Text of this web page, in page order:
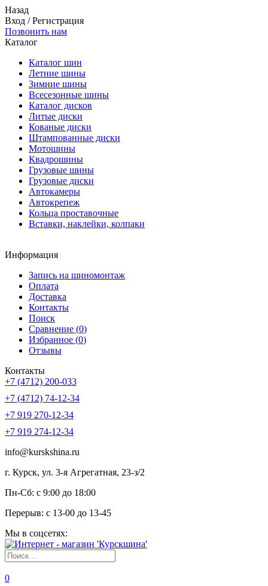
Назад
Вход /Регистрация
Позвонить нам
Каталог
Каталог шин
Летние шины
Зимние шины
Всесезонные шины
Каталог дисков
Литые диски
Кованые диски
Штампованные диски
Мотошины
Квадрошины
Грузовые шины
Грузовые диски
Автокамеры
Автокрепеж
Кольца проставочные
Вставки, наклейки, колпаки
Информация
Запись на шиномонтаж
Оплата
Доставка
Контакты
Поиск
Сравнение (0)
Избранное (0)
Отзывы
Контакты
+7 (4712) 200-033
+7 (4712) 74-12-34
+7 919 270-12-34
+7 919 274-12-34
info@kurskshina.ru
г. Курск, ул. 3-я Агрегатная, 23-з/2
Пн-Сб: с 9:00 до 18:00
Перерыв: с 13-00 до 13-45
Мы в соцсетях:
0